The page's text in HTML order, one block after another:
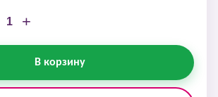
+
В корзину